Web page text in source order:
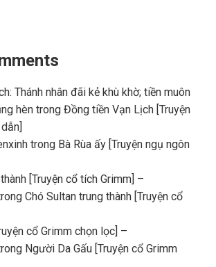
Thánh nhân đãi kẻ khù khờ; tiền muôn
hèn trong Đồng tiền Vạn Lịch [Truyện
trong Bà Rùa ấy [Truyện ngụ ngôn
[Truyện cổ tích Grimm] –
Chó Sultan trung thành [Truyện cổ
cổ Grimm chọn lọc] –
Người Da Gấu [Truyện cổ Grimm